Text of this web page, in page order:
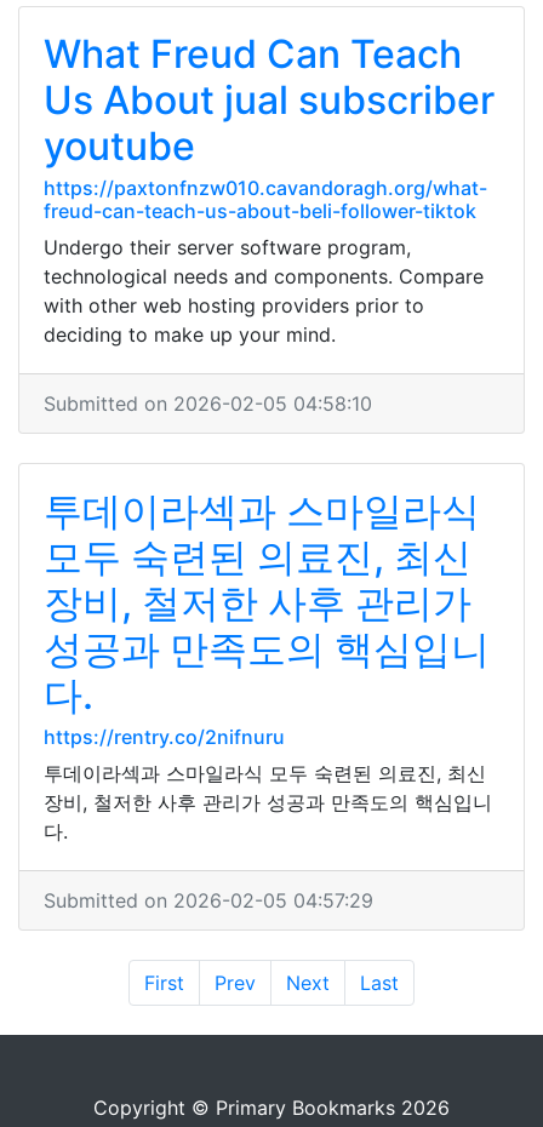
What Freud Can Teach
Us About jual subscriber
youtube
https://paxtonfnzw010.cavandoragh.org/what-
freud-can-teach-us-about-beli-follower-tiktok
Undergo their server software program,
technological needs and components. Compare
with other web hosting providers prior to
deciding to make up your mind.
Submitted on 2026-02-05 04:58:10
투데이라섹과 스마일라식
모두 숙련된 의료진, 최신
장비, 철저한 사후 관리가
성공과 만족도의 핵심입니
다.
https://rentry.co/2nifnuru
투데이라섹과 스마일라식 모두 숙련된 의료진, 최신
장비, 철저한 사후 관리가 성공과 만족도의 핵심입니
다.
Submitted on 2026-02-05 04:57:29
First Prev Next Last
Copyright © Primary Bookmarks 2026